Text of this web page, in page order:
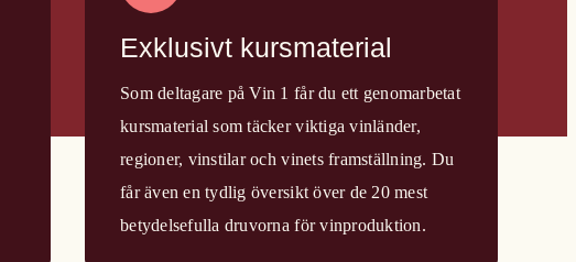
Exklusivt kursmaterial
Som deltagare på Vin 1 får du ett genomarbetat
kursmaterial som täcker viktiga vinländer,
regioner, vinstilar och vinets framställning. Du
får även en tydlig översikt över de 20 mest
betydelsefulla druvorna för vinproduktion.